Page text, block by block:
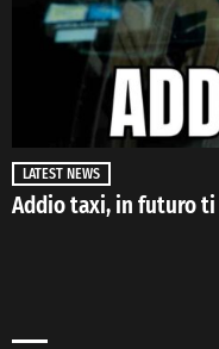
LATEST NEWS
Addio taxi, in futuro ti